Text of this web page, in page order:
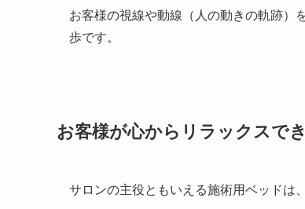
お客様の視線や動線（人の動きの軌跡）
歩です。
お客様が心からリラックスで
サロンの主役ともいえる施術用ベッドは